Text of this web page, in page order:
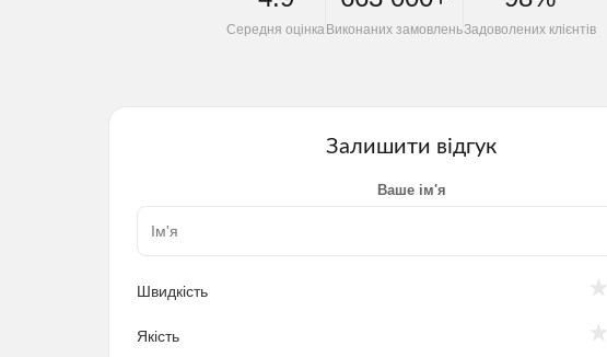
Середня оцінка Виконаних замовленьЗадоволених клієнтів
Залишити відгук
Ваше ім'я
Швидкість
Якість